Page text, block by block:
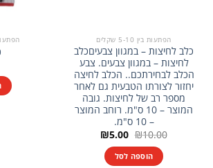
הפתעות בין 5-10 שקלים
כלב לחיצות – במגוון צבעיםכלב
לחיצות – במגוון צבעים. צבע
הכלב לבחירתכם.. הכלב לחיצה
יחזור לצורתו הטבעית גם לאחר
מספר רב של לחיצות. גובה
המוצר – 10 ס"מ. רוחב המוצר
– 10 ס"מ.
₪10.00 המחיר
המקורי
היה:
₪10.00.
₪5.00 המחיר
הנוכחי
הוספה לסל
הפתעות בין